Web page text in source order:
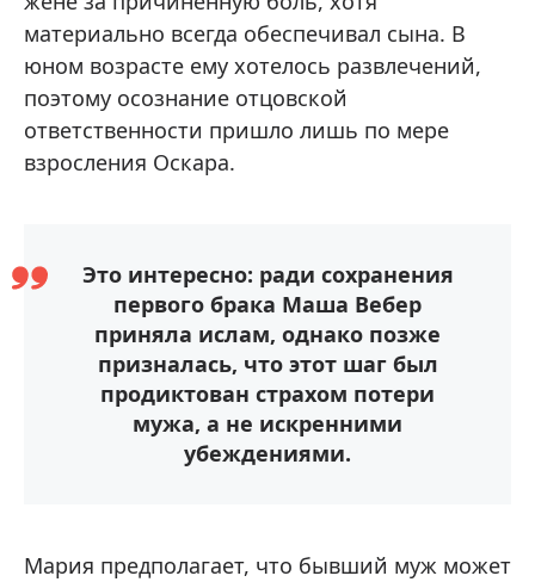
материально всегда обеспечивал сына. В
юном возрасте ему хотелось развлечений,
поэтому осознание отцовской
ответственности пришло лишь по мере
взросления Оскара.
Это интересно: ради сохранения
первого брака Маша Вебер
приняла ислам, однако позже
призналась, что этот шаг был
продиктован страхом потери
мужа, а не искренними
убеждениями.
Мария предполагает, что бывший муж может